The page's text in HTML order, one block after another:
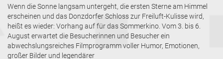
Wenn die Sonne langsam untergeht, die ersten Sterne am Himmel
erscheinen und das Donzdorfer Schloss zur Freiluft-Kulisse wird,
heißt es wieder: Vorhang auf für das Sommerkino. Vom 3. bis 6.
August erwartet die Besucherinnen und Besucher ein
abwechslungsreiches Filmprogramm voller Humor, Emotionen,
großer Bilder und legendärer